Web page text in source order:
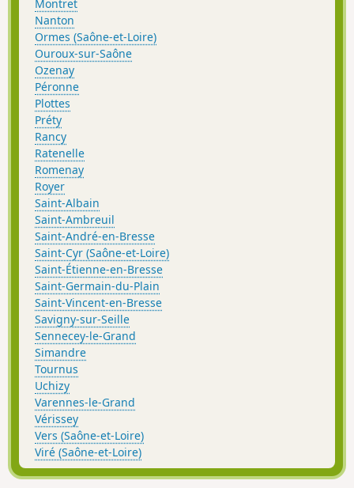
Montret
Nanton
Ormes (Saône-et-Loire)
Ouroux-sur-Saône
Ozenay
Péronne
Plottes
Préty
Rancy
Ratenelle
Romenay
Royer
Saint-Albain
Saint-Ambreuil
Saint-André-en-Bresse
Saint-Cyr (Saône-et-Loire)
Saint-Étienne-en-Bresse
Saint-Germain-du-Plain
Saint-Vincent-en-Bresse
Savigny-sur-Seille
Sennecey-le-Grand
Simandre
Tournus
Uchizy
Varennes-le-Grand
Vérissey
Vers (Saône-et-Loire)
Viré (Saône-et-Loire)